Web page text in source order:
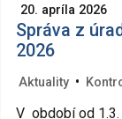
20. apríla 2026
Správa z
2026
Aktuality •
V období od